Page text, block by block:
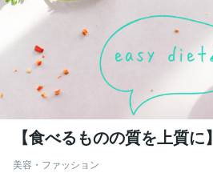
【食べるものの質を上質に】
美容・ファッション